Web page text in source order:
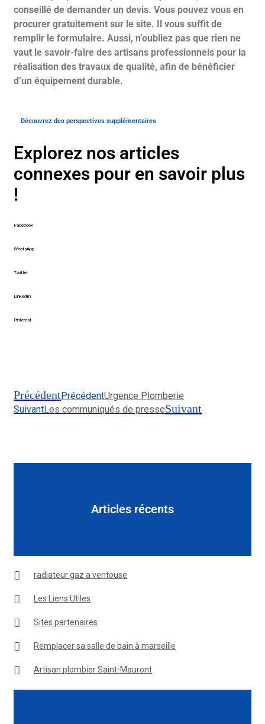
conseillé de demander un devis. Vous pouvez vous en
procurer gratuitement sur le site. Il vous suffit de
remplir le formulaire. Aussi, n’oubliez pas que rien ne
vaut le savoir-faire des artisans professionnels pour la
réalisation des travaux de qualité, afin de bénéficier
d’un équipement durable.
Découvrez des perspectives supplémentaires
Explorez nos articles
connexes pour en savoir plus
!
Facebook
WhatsApp
Twitter
LinkedIn
Pinterest
PrécédentPrécédentUrgence Plomberie
SuivantLes communiqués de presseSuivant
Articles récents
radiateur gaz a ventouse
Les Liens Utiles
Sites partenaires
Remplacer sa salle de bain à marseille
Artisan plombier Saint-Mauront